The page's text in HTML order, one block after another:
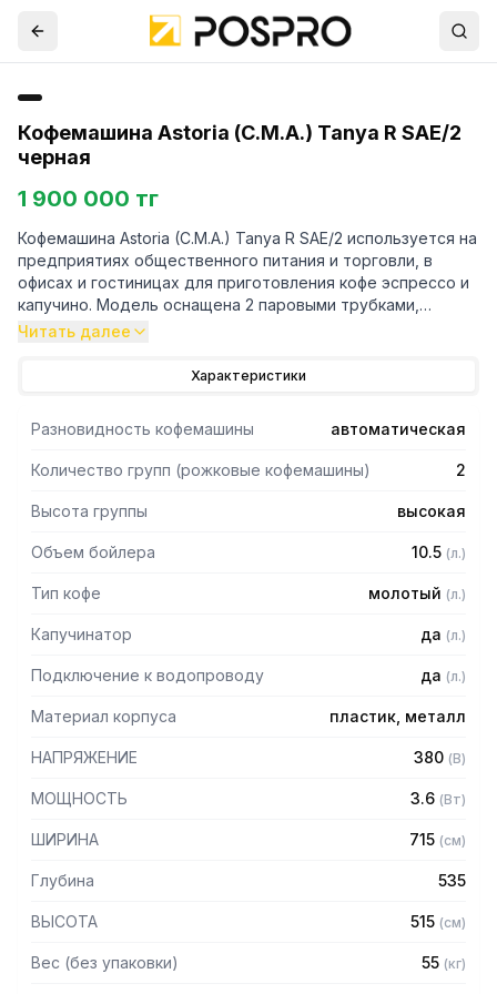
Кофемашина Astoria (C.M.A.) Tanya R SAE/2
черная
1 900 000 тг
Кофемашина Astoria (C.M.A.) Tanya R SAE/2 используется на
предприятиях общественного питания и торговли, в
офисах и гостиницах для приготовления кофе эспрессо и
капучино. Модель оснащена 2 паровыми трубками,
краном подачи воды и манометром с двойной шкалой для
из металла, боковые панели - из термопластика, бойлер и
Особенности:
- Электронная дозировка порций (4 дозы кофе)
- Автоматическое заполнение водой (AWR)
- Световой индикатор уровня воды в бойлере
- Автоматическая горячая вода
- Внутренняя мотопомпа
Читать далее
Характеристики
Разновидность кофемашины автоматическая
Количество групп (рожковые кофемашины) 2
Высота группы высокая
Объем бойлера 10.5 (л.)
Тип кофе молотый (л.)
Капучинатор да (л.)
Подключение к водопроводу да (л.)
Материал корпуса пластик, металл
НАПРЯЖЕНИЕ 380 (В)
МОЩНОСТЬ 3.6 (Вт)
ШИРИНА 715 (см)
Глубина 535
ВЫСОТА 515 (см)
Вес (без упаковки) 55 (кг)